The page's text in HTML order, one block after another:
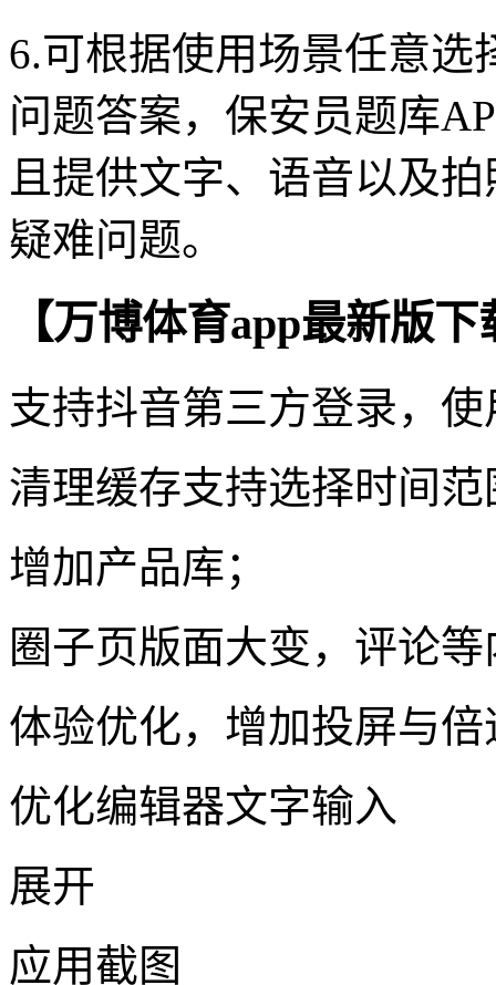
6.可根据使用场景任意
问题答案，保安员题库
且提供文字、语音以及
疑难问题。
【万博体育app最新版
支持抖音第三方登录，
清理缓存支持选择时间范
增加产品库；
圈子页版面大变，评论
体验优化，增加投屏与倍
优化编辑器文字输入
展开
应用截图